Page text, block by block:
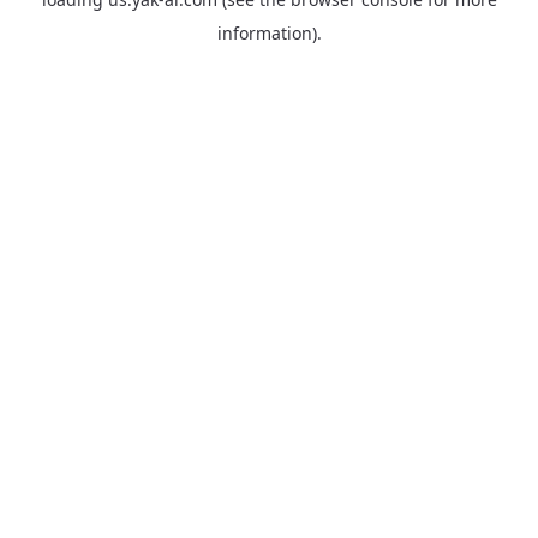
information).